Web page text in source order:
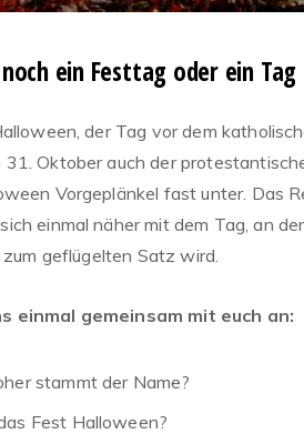
ein Festtag oder ein Tag
der Tag vor dem
31. Oktober auch der
Vorgeplänkel fast unter. Das
einmal näher mit dem Tag, an
zum geflügelten Satz wird.
einmal gemeinsam mit euch an:
stammt der Name?
Fest Halloween?